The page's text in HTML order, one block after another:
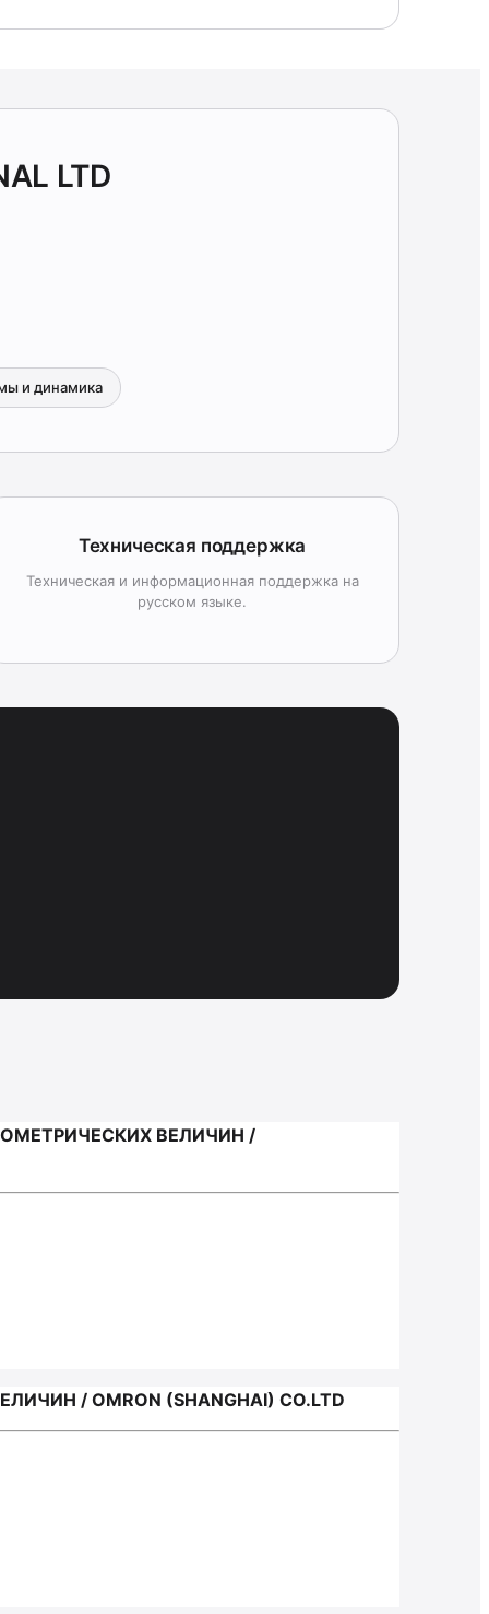
LTD
и динамика
Техническая поддержка
Техническая и информационная поддержка на
русском языке.
ВЕЛИЧИН /
/ OMRON (SHANGHAI) СО.LTD